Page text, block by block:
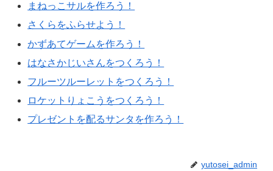
まねっこサルを作ろう！
さくらをふらせよう！
かずあてゲームを作ろう！
はなさかじいさんをつくろう！
フルーツルーレットをつくろう！
ロケットりょこうをつくろう！
プレゼントを配るサンタを作ろう！
yutosei_admin